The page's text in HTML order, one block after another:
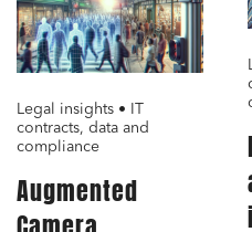
Legal insights • IT
contracts, data and
compliance
Augmented
Public order
Bank finance and
I have read and accept